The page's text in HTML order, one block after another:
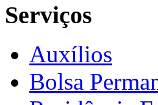
Serviços
Auxílios
Bolsa